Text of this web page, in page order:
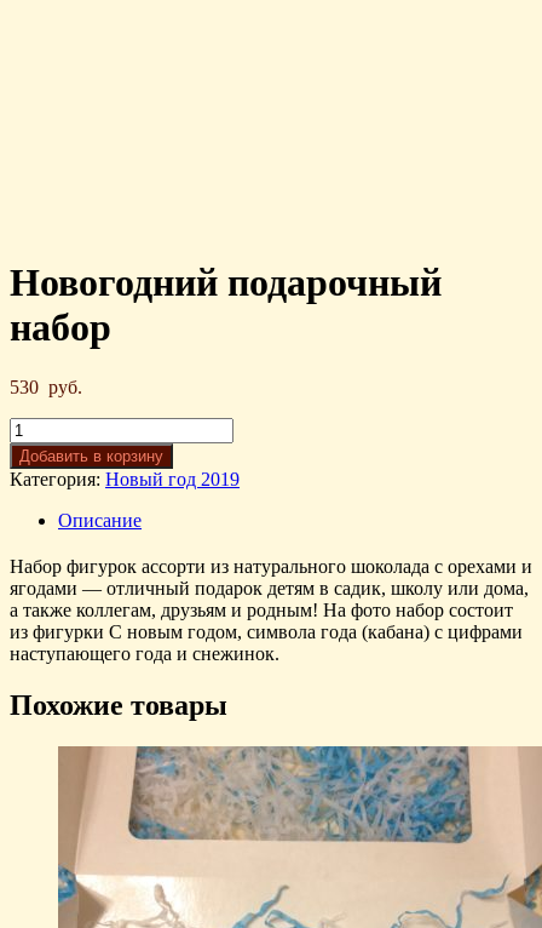
Новогодний подарочный
набор
530 руб.
Добавить в корзину
Категория: Новый год 2019
Описание
Набор фигурок ассорти из натурального шоколада с орехами и
ягодами — отличный подарок детям в садик, школу или дома,
а также коллегам, друзьям и родным! На фото набор состоит
из фигурки С новым годом, символа года (кабана) с цифрами
наступающего года и снежинок.
Похожие товары